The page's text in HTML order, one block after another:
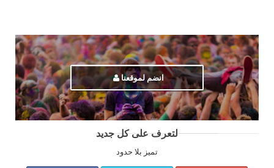
انضم لموقعنا
لتعرف على كل جديد
تميز بلا حدود